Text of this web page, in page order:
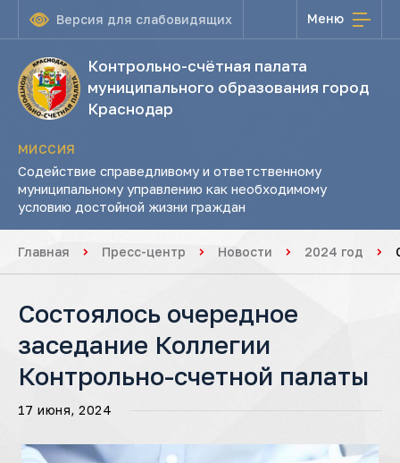
Версия для слабовидящих Меню
Контрольно-счётная палата
муниципального образования город
Краснодар
МИССИЯ
Содействие справедливому и ответственному
муниципальному управлению как необходимому
условию достойной жизни граждан
Главная Пресс-центр Новости 2024 год
Состоялось очередное
заседание Коллегии
Контрольно-счетной палаты
17 июня, 2024